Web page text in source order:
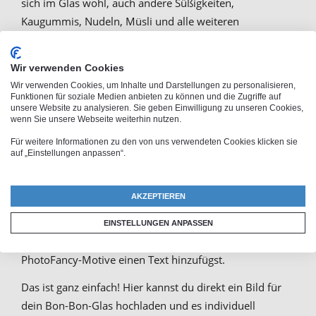
Kaugummis, Nudeln, Müsli und alle weiteren
hervorragend, wenn du Geschenke suchst, am besten
gleich mit Füllung – ob zu Ostern mit Schoko-
Ostereiern, zu Weihnachten mit Keksen oder zum
keine Süßigkeiten verschenken möchtest, kannst du das
Geschenke benutzen. Bis zu zwei Liter stehen deiner
Kreativität zur Verfügung. Du kannst dein Bonbonglas
selbst gestalten, indem du es mit einem eigenen Bild
PhotoFancy-Motive einen Text hinzufügst.
Das ist ganz einfach! Hier kannst du direkt ein Bild für
dein Bon-Bon-Glas hochladen und es individuell
Wir verwenden Cookies
Wir verwenden Cookies, um Inhalte und Darstellungen zu personalisieren,
Funktionen für soziale Medien anbieten zu können und die Zugriffe auf
unsere Website zu analysieren. Sie geben Einwilligung zu unseren Cookies,
wenn Sie unsere Webseite weiterhin nutzen.
Für weitere Informationen zu den von uns verwendeten Cookies klicken sie
auf „Einstellungen anpassen“.
AKZEPTIEREN
EINSTELLUNGEN ANPASSEN